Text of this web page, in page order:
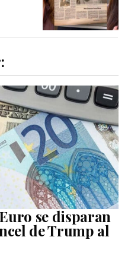
se disparan
de Trump al